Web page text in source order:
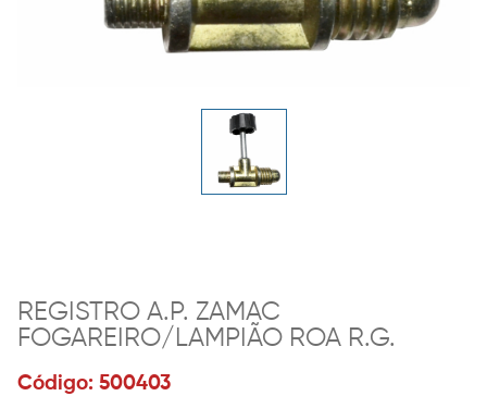
REGISTRO A.P. ZAMAC
FOGAREIRO/LAMPIÃO ROA R.G.
Código: 500403